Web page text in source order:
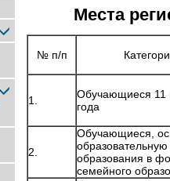
Места
№ п/п
1.
Обучающиеся 11
года
2.
Обучающиеся,
образования в
семейного